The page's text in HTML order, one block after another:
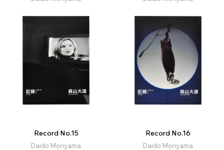
Record No.15
Daido Moriyama
Record No.16
Daido Moriyama